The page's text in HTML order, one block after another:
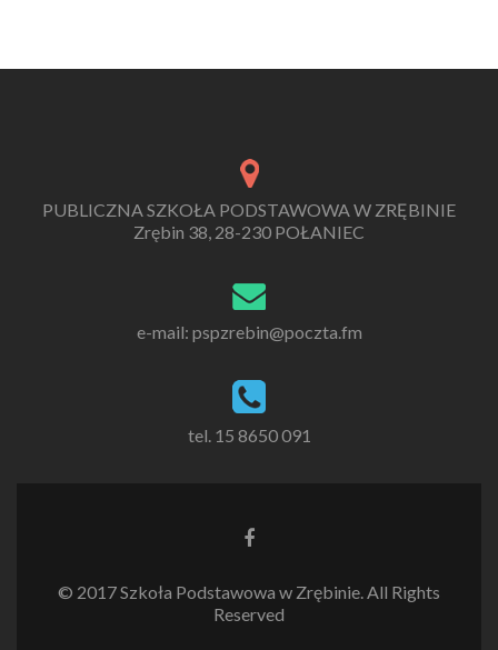
PUBLICZNA SZKOŁA PODSTAWOWA W ZRĘBINIE
Zrębin 38, 28-230 POŁANIEC
e-mail: pspzrebin@poczta.fm
tel. 15 8650 091
Link
© 2017 Szkoła Podstawowa w Zrębinie. All Rights
Reserved